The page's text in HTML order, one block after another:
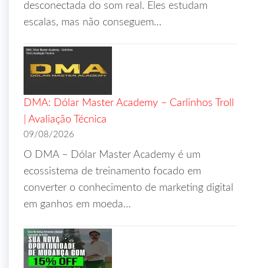
desconectada do som real. Eles estudam
escalas, mas não conseguem…
DMA: Dólar Master Academy – Carlinhos Troll
| Avaliação Técnica
09/08/2026
O DMA – Dólar Master Academy é um
ecossistema de treinamento focado em
converter o conhecimento de marketing digital
em ganhos em moeda…